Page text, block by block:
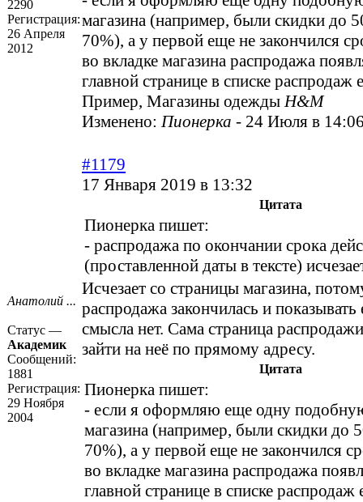
2290
Регистрация:
26 Апреля
2012
магазина (например, были скидки до
70%), а у первой еще не закончился
во вкладке магазина распродажа
главной странице в списке распродаж
Пример, Магазины одеждыH&M
Изменено: Пионерка - 24 Июля в
Анатолий ...
Статус —
Академик
Сообщений:
1881
Регистрация:
29 Ноября
2004
#1179
17 Января 2019 в 13:32
Цитата
Пионерка пишет:
- распродажа по окончании срока
(проставленной даты в тексте)
Исчезает со страницы магазина,
распродажа закончилась и показывать
смысла нет. Сама страница
зайти на неё по прямому адресу.
Цитата
Пионерка пишет:
- если я оформляю еще одну
магазина (например, были скидки до
70%), а у первой еще не закончился
во вкладке магазина распродажа
главной странице в списке распродаж